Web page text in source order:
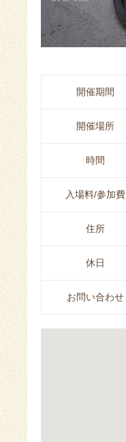
開催期間
開催場所
時間
入場料/参加費
住所
休日
お問い合わせ